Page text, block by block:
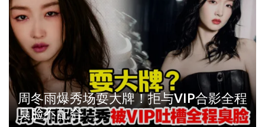
周冬雨爆秀场耍大牌！拒与VIP合影全程
臭脸不配合